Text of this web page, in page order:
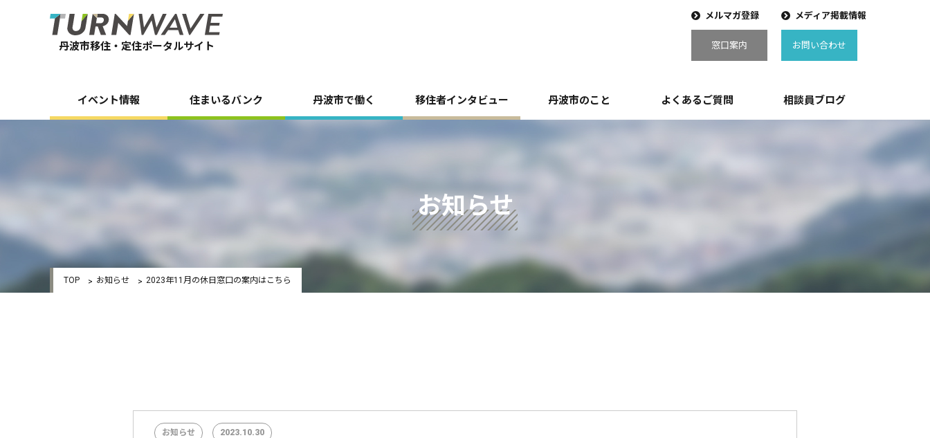
丹波市移住・定住ポータルサイト
メルマガ登録
窓口案内
メディア掲載情報
お問い合わせ
イベント情報 住まいるバンク 丹波市で働く 移住者インタビュー 丹波市のこと よくあるご質問 相談員ブログ
お知らせ
TOP お知らせ 2023年11月の休日窓口の案内はこちら
お知らせ 2023.10.30